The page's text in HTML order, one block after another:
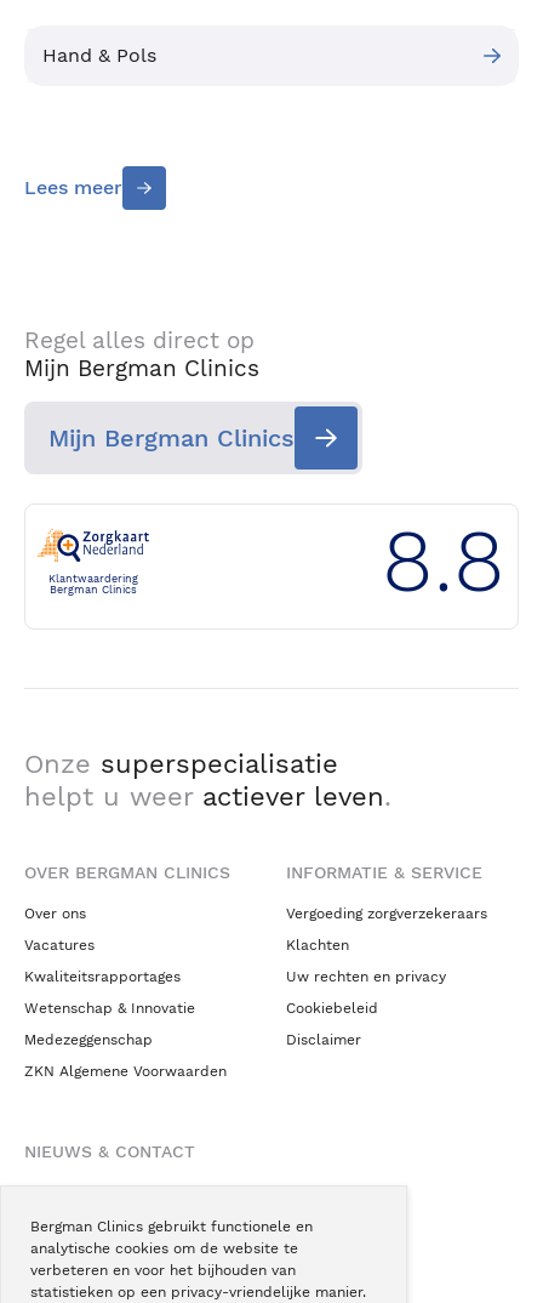
Bergman Clinics gebruikt functionele en
analytische cookies om de website te
verbeteren en voor het bijhouden van
statistieken op een privacy-vriendelijke manier.
Hand & Pols
Lees meer
Regel alles direct op
Mijn Bergman Clinics
Mijn Bergman Clinics
Klantwaardering
Bergman Clinics
8.8
Onze superspecialisatie
helpt u weer actiever leven.
OVER BERGMAN CLINICS
Over ons
Vacatures
Kwaliteitsrapportages
Wetenschap & Innovatie
Medezeggenschap
ZKN Algemene Voorwaarden
INFORMATIE & SERVICE
Vergoeding zorgverzekeraars
Klachten
Uw rechten en privacy
Cookiebeleid
Disclaimer
NIEUWS & CONTACT
Blogs
Podcast
Pressroom